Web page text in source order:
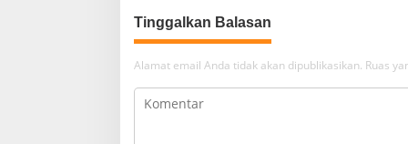
Tinggalkan Balasan
Alamat email Anda tidak akan dipublikasikan. Ruas